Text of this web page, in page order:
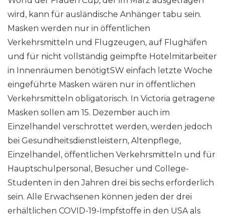
wird, kann für ausländische Anhänger tabu sein.
Masken werden nur in öffentlichen
Verkehrsmitteln und Flugzeugen, auf Flughäfen
und für nicht vollständig geimpfte Hotelmitarbeiter
in Innenräumen benötigtSW einfach letzte Woche
eingeführte Masken wären nur in öffentlichen
Verkehrsmitteln obligatorisch. In Victoria getragene
Masken sollen am 15. Dezember auch im
Einzelhandel verschrottet werden, werden jedoch
bei Gesundheitsdienstleistern, Altenpflege,
Einzelhandel, öffentlichen Verkehrsmitteln und für
Hauptschulpersonal, Besucher und College-
Studenten in den Jahren drei bis sechs erforderlich
sein. Alle Erwachsenen können jeden der drei
erhältlichen COVID-19-Impfstoffe in den USA als